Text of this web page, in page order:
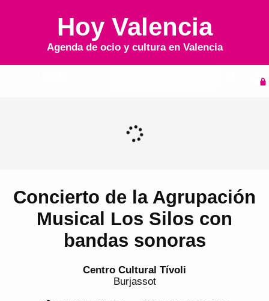
Hoy Valencia
Agenda de ocio y cultura en Valencia
Concierto de la Agrupación
Musical Los Silos con
bandas sonoras
Centro Cultural Tívoli
Burjassot